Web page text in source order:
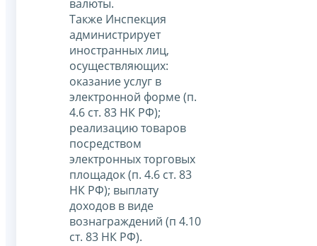
валюты.
Также Инспекция
администрирует
иностранных лиц,
осуществляющих:
оказание услуг в
электронной форме (п.
4.6 ст. 83 НК РФ);
реализацию товаров
посредством
электронных торговых
площадок (п. 4.6 ст. 83
НК РФ); выплату
доходов в виде
вознаграждений (п 4.10
ст. 83 НК РФ).